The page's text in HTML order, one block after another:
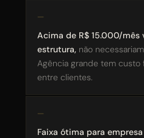
Acima de R$ 15.000/mês
estrutura,não
Agência grande tem
entre clientes.
Faixa ótima para